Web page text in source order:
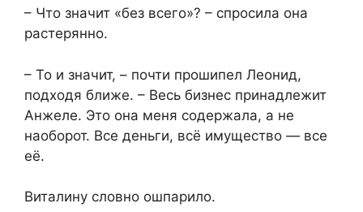
– Что значит «без всего»? – спросила она
растерянно.
– То и значит, – почти прошипел Леонид,
подходя ближе. – Весь бизнес принадлежит
Анжеле. Это она меня содержала, а не
наоборот. Все деньги, всё имущество — все
её.
Виталину словно ошпарило.